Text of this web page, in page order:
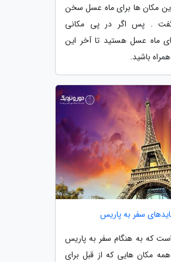
مکان ها برای ماه عسل سخن
. پس اگر در پی مکانی
ماه عسل هستید تا آخر این
همراه باشید.
سفر به پاریس
که به هنگام سفر به پاریس
همه مکان هایی که از قبل برای